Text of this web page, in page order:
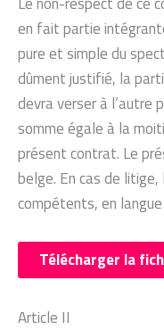
en fait partie
pure et simple du
dûment justifié, la
devra verser à l’autre
somme égale à la
présent contrat. Le
belge. En cas de
compétents, en
Télécharger la
Article II